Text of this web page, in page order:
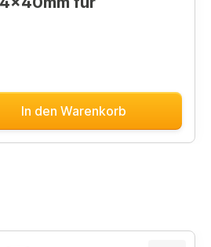
In den Warenkorb